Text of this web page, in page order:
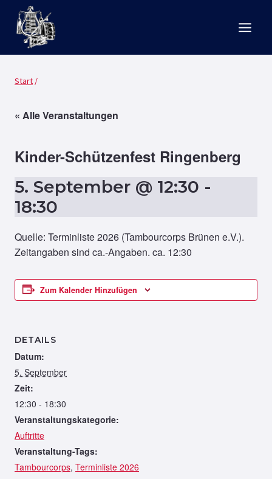
Inhalt
springen
Start /
« Alle Veranstaltungen
Kinder-Schützenfest Ringenberg
5. September @ 12:30 -
18:30
Quelle: Terminliste 2026 (Tambourcorps Brünen e.V.).
Zeitangaben sind ca.-Angaben. ca. 12:30
Zum Kalender Hinzufügen
DETAILS
Datum:
5. September
Zeit:
12:30 - 18:30
Veranstaltungskategorie:
Auftritte
Veranstaltung-Tags:
Tambourcorps, Terminliste 2026